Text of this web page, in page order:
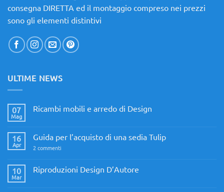
consegna DIRETTA ed il montaggio compreso nei prezzi
sono gli elementi distintivi
ULTIME NEWS
07
Mag
Ricambi mobili e arredo di Design
Ricambi
e
Design
16
Apr
Guida per l’acquisto di una sedia Tulip
2 commenti
l’acquisto
di
10
Mar
Riproduzioni Design D’Autore